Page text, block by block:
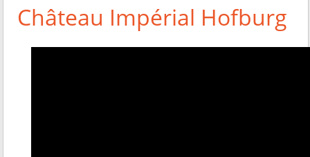
Château Impérial Hofburg